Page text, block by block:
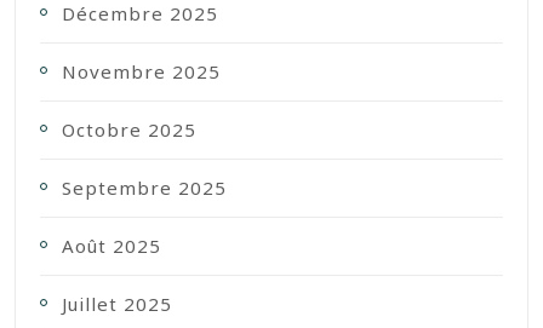
Décembre 2025
Novembre 2025
Octobre 2025
Septembre 2025
Août 2025
Juillet 2025